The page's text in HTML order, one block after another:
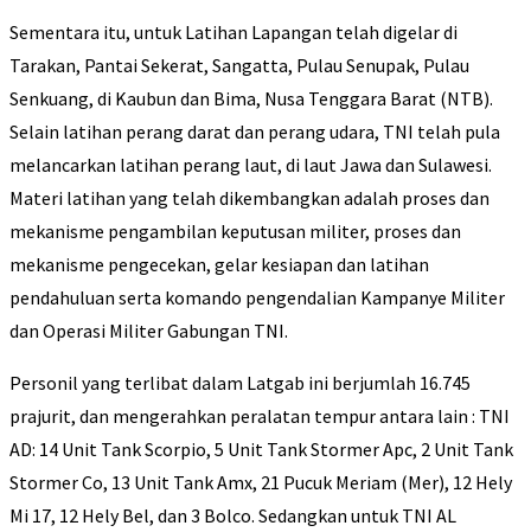
Sementara itu, untuk Latihan Lapangan telah digelar di
Tarakan, Pantai Sekerat, Sangatta, Pulau Senupak, Pulau
Senkuang, di Kaubun dan Bima, Nusa Tenggara Barat (NTB).
Selain latihan perang darat dan perang udara, TNI telah pula
melancarkan latihan perang laut, di laut Jawa dan Sulawesi.
Materi latihan yang telah dikembangkan adalah proses dan
mekanisme pengambilan keputusan militer, proses dan
mekanisme pengecekan, gelar kesiapan dan latihan
pendahuluan serta komando pengendalian Kampanye Militer
dan Operasi Militer Gabungan TNI.
Personil yang terlibat dalam Latgab ini berjumlah 16.745
prajurit, dan mengerahkan peralatan tempur antara lain : TNI
AD: 14 Unit Tank Scorpio, 5 Unit Tank Stormer Apc, 2 Unit Tank
Stormer Co, 13 Unit Tank Amx, 21 Pucuk Meriam (Mer), 12 Hely
Mi 17, 12 Hely Bel, dan 3 Bolco. Sedangkan untuk TNI AL